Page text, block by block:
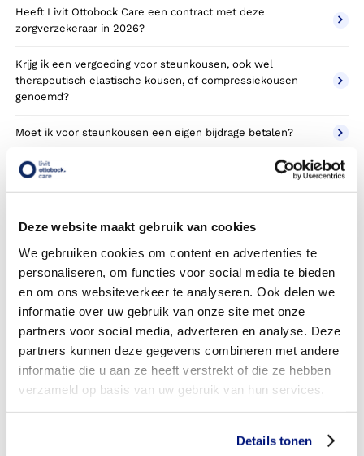
Deze website maakt gebruik van cookies
We gebruiken cookies om content en advertenties te
personaliseren, om functies voor social media te bieden
en om ons websiteverkeer te analyseren. Ook delen we
informatie over uw gebruik van onze site met onze
partners voor social media, adverteren en analyse. Deze
partners kunnen deze gegevens combineren met andere
informatie die u aan ze heeft verstrekt of die ze hebben
verzameld op basis van uw gebruik van hun services.
Details tonen
Heeft Livit Ottobock Care een contract met deze
zorgverzekeraar in 2026?
Krijg ik een vergoeding voor steunkousen, ook wel
therapeutisch elastische kousen, of compressiekousen
genoemd?
Moet ik voor steunkousen een eigen bijdrage betalen?
Heb ik vooraf toestemming nodig van mijn
Heb ik een verwijsbrief nodig?
Wie mogen een verwijsbrief schrijven voor steunkousen?
Heb ik een verwijsbrief nodig bij een andere soort kousen?
Heb ik recht op een extra paar kousen om dagelijks te
wisselen?
bestellen (gebruikstermijn)?
kosten als het niet vergoed wordt door mijn